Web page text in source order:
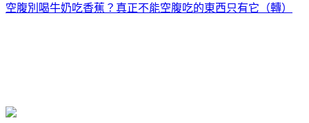
空腹別喝牛奶吃香蕉？真正不能空腹吃的東西只有它（轉）